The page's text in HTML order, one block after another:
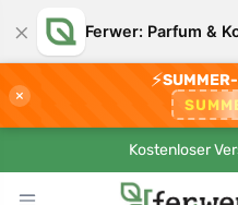
× Ferwer: Parfum &
×
⚡
Kostenloser